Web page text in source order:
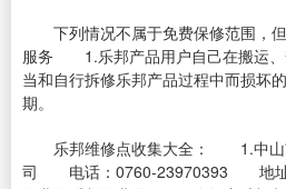
下列情况不属于免费保修范围，
服务 1.乐邦产品用户自己在搬运、
当和自行拆修乐邦产品过程中而损
期。
乐邦维修点收集大全： 1.中山
司 电话：0760-23970393 地址